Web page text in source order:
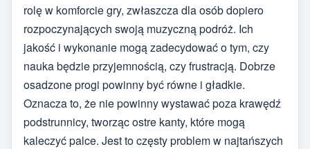
rolę w komforcie gry, zwłaszcza dla osób dopiero
rozpoczynających swoją muzyczną podróż. Ich
jakość i wykonanie mogą zadecydować o tym, czy
nauka będzie przyjemnością, czy frustracją. Dobrze
osadzone progi powinny być równe i gładkie.
Oznacza to, że nie powinny wystawać poza krawędź
podstrunnicy, tworząc ostre kanty, które mogą
kaleczyć palce. Jest to częsty problem w najtańszych